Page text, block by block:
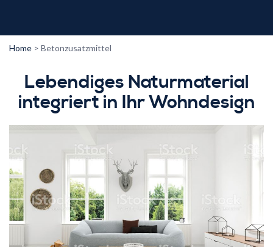
Home > Betonzusatzmittel
Lebendiges Naturmaterial
integriert in Ihr Wohndesign